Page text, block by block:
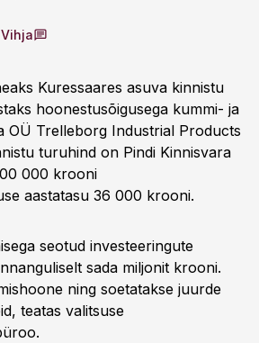
Vihja
Kuressaares asuva kinnistu
hoonestusõigusega kummi- ja
OÜ Trelleborg Industrial Products
turuhind on Pindi Kinnisvara
000 krooni
aastatasu 36 000 krooni.
seotud investeeringute
sada miljonit krooni.
ning soetatakse juurde
teatas valitsuse